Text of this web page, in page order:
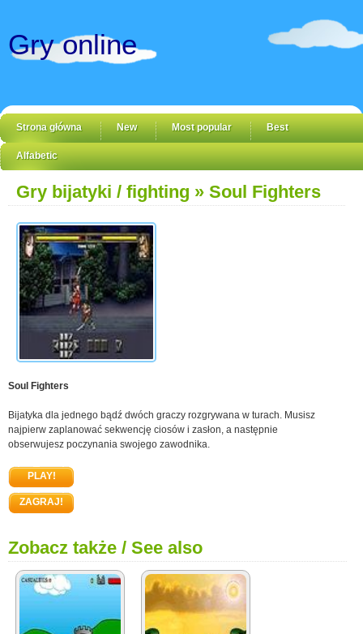
Gry online
Strona główna New Most popular Best
Alfabetic
Gry bijatyki / fighting » Soul Fighters
Soul Fighters
Bijatyka dla jednego bądź dwóch graczy rozgrywana w turach. Musisz
najpierw zaplanować sekwencję ciosów i zasłon, a następnie
obserwujesz poczynania swojego zawodnika.
PLAY!
ZAGRAJ!
Zobacz także / See also